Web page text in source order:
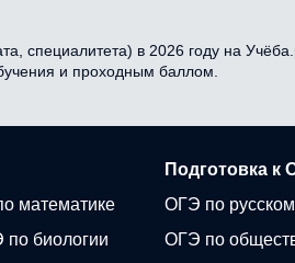
в 2026 году на
и проходным баллом.
математике
по биологии
Подготовка к
ОГЭ по
ОГЭ по